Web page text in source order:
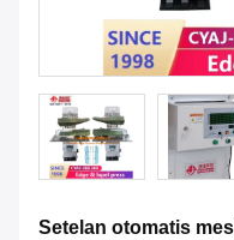
Setelan otomatis